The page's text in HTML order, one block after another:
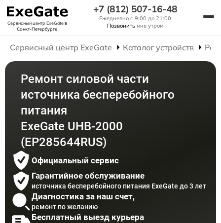
Сервисный центр ExeGateв
Санкт-Петербурге
+7 (812) 507-16-48
Ежедневно с 9:00 до 21:00
Позвонить мне утром
Сервисный центр ExeGate Каталог устройств
Ремонт силовой части
источника бесперебойного
питания
ExeGate UHB-2000
(EP285644RUS)
Официальный сервис
Гарантийное обслуживание
источника бесперебойного питания ExeGate до 3 лет
Диагностика за наш счет,
ремонт по желанию
Бесплатный выезд курьера